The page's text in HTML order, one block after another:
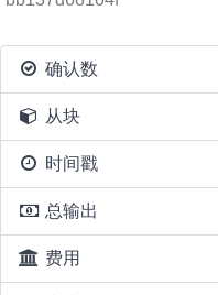
确认数
从块
时间戳
总输出
费用